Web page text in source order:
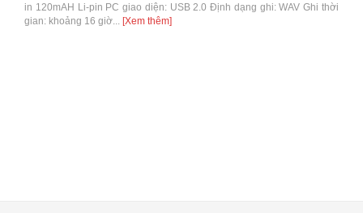
in 120mAH Li-pin PC giao diện: USB 2.0 Định dạng ghi: WAV Ghi thời
gian: khoảng 16 giờ... [Xem thêm]